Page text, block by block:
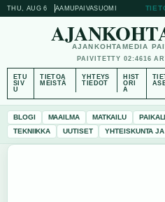
THU, AUG 6 AAMUPAIVASUOMI
AJANKOHTAMEDIA
PAIVITETTY 02:4616
ETU
SIV
U
TIETOA
MEISTÄ
YHTEYS
TIEDOT
HIST
ORI
A
BLOGI MAAILMA MATKAILU
TEKNIIKKA
UUTISET YHTEISKUNTA